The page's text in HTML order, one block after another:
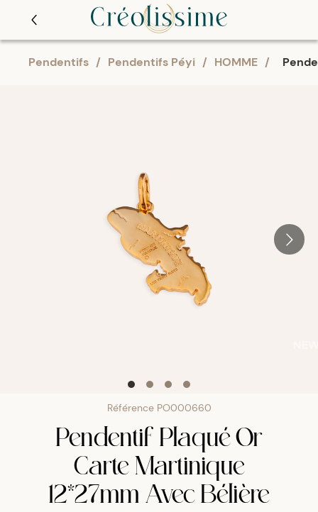
Pendentifs / Pendentifs Péyi / HOMME /
Référence PO000660
Pendentif Plaqué Or
Carte Martinique
12*27mm Avec Bélière